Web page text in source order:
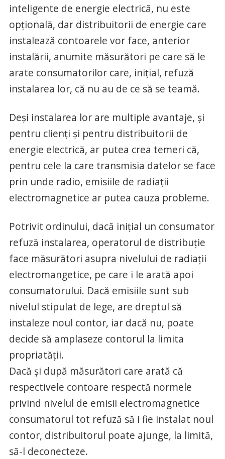
inteligente de energie electrică, nu este
opţională, dar distribuitorii de energie care
instalează contoarele vor face, anterior
instalării, anumite măsurători pe care să le
arate consumatorilor care, iniţial, refuză
instalarea lor, că nu au de ce să se teamă.
Deşi instalarea lor are multiple avantaje, şi
pentru clienţi şi pentru distribuitorii de
energie electrică, ar putea crea temeri că,
pentru cele la care transmisia datelor se face
prin unde radio, emisiile de radiaţii
electromagnetice ar putea cauza probleme.
Potrivit ordinului, dacă iniţial un consumator
refuză instalarea, operatorul de distribuţie
face măsurători asupra nivelului de radiaţii
electromangetice, pe care i le arată apoi
consumatorului. Dacă emisiile sunt sub
nivelul stipulat de lege, are dreptul să
instaleze noul contor, iar dacă nu, poate
decide să amplaseze contorul la limita
propriatăţii.
Dacă şi după măsurători care arată că
respectivele contoare respectă normele
privind nivelul de emisii electromagnetice
consumatorul tot refuză să i fie instalat noul
contor, distribuitorul poate ajunge, la limită,
să-l deconecteze.